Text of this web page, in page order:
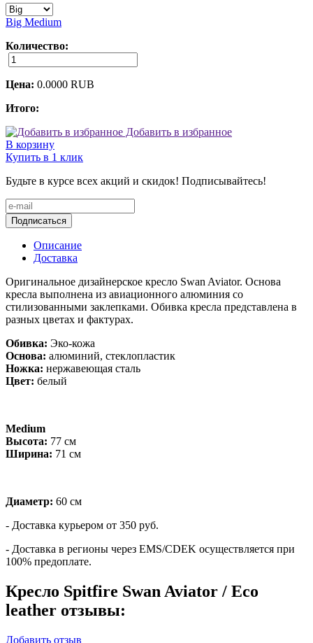
Big Medium
Количество:
Цена: 0.0000 RUB
Итого:
Добавить в избранное
В корзину
Купить в 1 клик
Будьте в курсе всех акций и скидок! Подписывайтесь!
Подписаться
Описание
Доставка
Оригинальное дизайнерское кресло Swan Aviator. Основа
кресла выполнена из авиационного алюминия со
стилизованными заклепками. Обивка кресла представлена в
разных цветах и фактурах.
Обивка: Эко-кожа
Основа: алюминий, стеклопластик
Ножка: нержавеющая сталь
Цвет: белый
Medium
Высота: 77 см
Ширина: 71 см
Диаметр: 60 см
- Доставка курьером от 350 руб.
- Доставка в регионы через EMS/CDEK осуществляется при
100% предоплате.
Кресло Spitfire Swan Aviator / Eco
leather отзывы:
Добавить отзыв